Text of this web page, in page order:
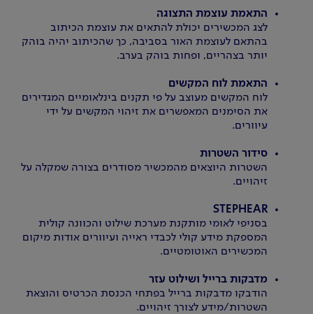
התאמת עוצמת התצוגה
לצג המכשירים יכולת להתאים את עוצמת הכיתוב
בהתאם לעוצמת האור בסביבה, כך שהכיתוב יהיה בוהק
יותר בצהריים, ופחות בוהק בערב.
התאמת לוח המקשים
לוח המקשים מעוצב על פי תקנים בינלאומיים המגדירים
את הסימנים המאפשרים את זיהוי המקשים על ידי
עיוורים.
סידור השטרות
השטרות היוצאים מהמכשיר מסודרים בצורה שמקלה על
זיהויים.
STEPHEAR
בסניפי לאומי מותקנת מערכת שילוט והכוונה קולית
המספקת מידע קולי לכבדי ראייה ועיוורים אודות מיקום
המכשירים האוטומטיים.
מדבקות ברייל ושילוט עזר
הודבקו מדבקות ברייל בפתחי הכנסת הכרטיס והוצאת
השטרות/מידע לצורך זיהויים.